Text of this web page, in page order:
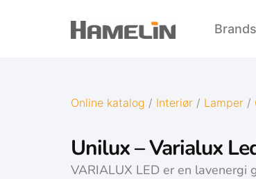
Brands
Online katalog / Interiør / Lamper /
Unilux – Varialux
VARIALUX LED er en